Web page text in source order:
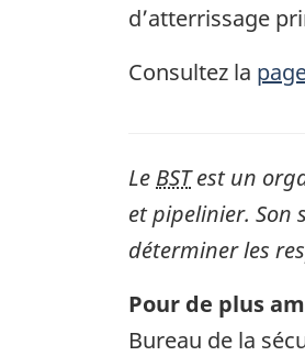
d’atterrissage
Consultez la
Le BSTest un
et pipelinier. Son
déterminer les
Pour de plus
Bureau de la